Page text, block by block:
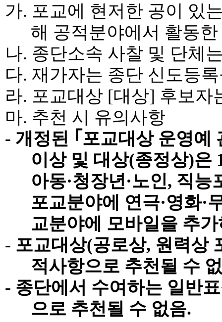
가. 포교에 현저한 공이 있
해 공적분야에서 활동한
나. 종단소속 사찰 및 단체
다. 재가자는 종단 신도등
라. 포교대상 [대상] 후보자
마. 추천 시 유의사항
- 개정된 ｢ 포교대상 운영예
이상 및 대상(종정상)은
아동·청장년·노인, 직능
포교분야에 연극·영화·
교분야에 모바일을 추
- 포교대상(공로상, 원력상
적사항으로 추천될 수
- 종단에서 수여하는 일반
으로 추천될 수 없음.